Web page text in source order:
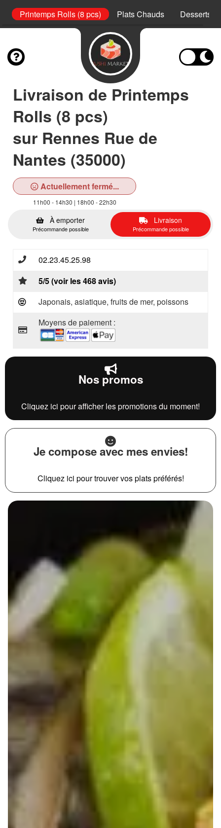
Printemps Rolls (8 pcs) Plats Chauds Desserts
Livraison de Printemps
Rolls (8 pcs)
sur Rennes Rue de
Nantes (35000)
Actuellement fermé...
11h00 - 14h30 | 18h00 - 22h30
À emporter
Précommande possible
Livraison
Précommande possible
02.23.45.25.98
5/5 (voir les 468 avis)
Japonais, asiatique, fruits de mer, poissons
Moyens de paiement :
Nos promos
Cliquez ici pour afficher les promotions du moment!
Je compose avec mes envies!
Cliquez ici pour trouver vos plats préférés!